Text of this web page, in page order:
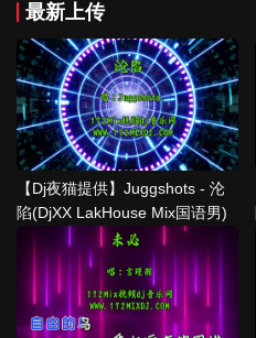
最新上传
【Dj夜猫提供】Juggshots - 沦
陷(DjXX LakHouse Mix国语男)